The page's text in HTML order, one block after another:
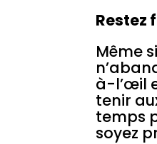
Restez
Même
à-l’œil
tenir
temps
soyez